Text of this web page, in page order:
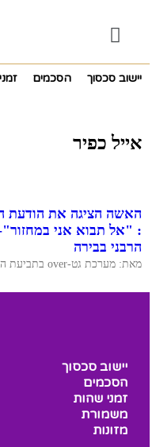
יישוב סכסוך הסכמים
אייל כפיר
האשה הציגה את הודעת
: "אל תבוא אני
הרבני בבירה
מאת: מערכת גט-over בתביעת הכתובה אשר הגישה אשה כנגד בעלה הוצגו
יישוב סכסוך
הסכמים
זמני שהות
משמורת
מזונות